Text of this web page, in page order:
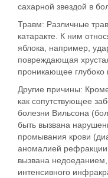
сахарной звездой в
Травм: Различные
катаракте. К ним
яблока, например,
повреждающая
проникающее глубоко
Другие причины:
как сопутствующее
болезни Вильсона
быть вызвана
промывания крови
аномалией рефракции
вызвана недоеданием,
интенсивного